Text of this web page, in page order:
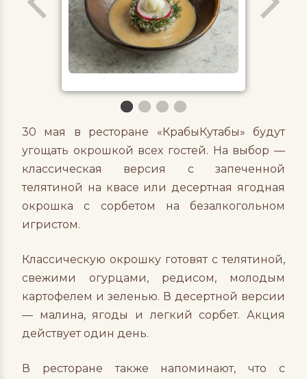
30 мая в ресторане «КрабыКутабы» будут
угощать окрошкой всех гостей. На выбор —
классическая версия с запеченной
телятиной на квасе или десертная ягодная
окрошка с сорбетом на безалкогольном
игристом.
Классическую окрошку готовят с телятиной,
свежими огурцами, редисом, молодым
картофелем и зеленью. В десертной версии
— малина, ягоды и легкий сорбет. Акция
действует один день.
В ресторане также напоминают, что с